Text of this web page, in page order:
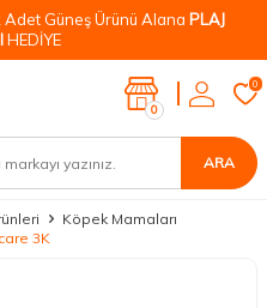
Adet Güneş Ürünü Alana PLAJ
HEDİYE
ARA
0
0
Köpek Mamaları
3K